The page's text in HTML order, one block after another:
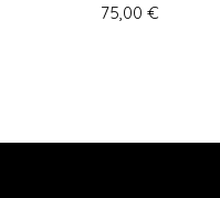
75,00 €